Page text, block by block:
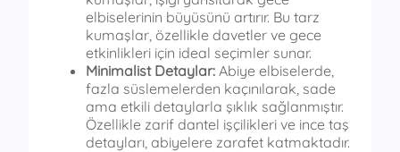
elbiselerinin büyüsünü artırır. Bu tarz
kumaşlar, özellikle davetler ve gece
etkinlikleri için ideal seçimler sunar.
Minimalist Detaylar: Abiye elbiselerde,
fazla süslemelerden kaçınılarak, sade
ama etkili detaylarla şıklık sağlanmıştır.
Özellikle zarif dantel işçilikleri ve ince taş
detayları, abiyelere zarafet katmaktadır.